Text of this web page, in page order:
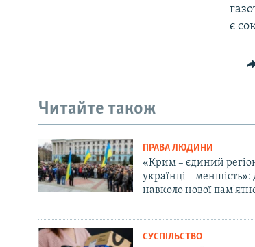
є
Читайте також
ПРАВА ЛЮДИНИ
«Крим – єдиний
українці – меншість»:
навколо нової
СУСПІЛЬСТВО